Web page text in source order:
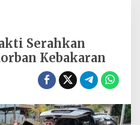
Serahkan
Kebakaran